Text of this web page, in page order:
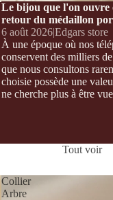
Le bijou que l'on ouvre
retour du médaillon
6 août 2026|Edgars store
À une époque où nos
conservent des milliers
que nous consultons
choisie possède une
ne cherche plus à être
Tout voir
Collier
Arbre